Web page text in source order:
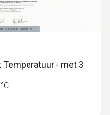
Temperatuur - met 3